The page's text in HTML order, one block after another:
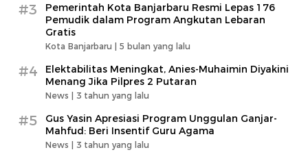
#3
Pemerintah Kota Banjarbaru Resmi Lepas 176
Pemudik dalam Program Angkutan Lebaran
Gratis
Kota Banjarbaru | 5 bulan yang lalu
#4
Elektabilitas Meningkat, Anies-Muhaimin Diyakini
Menang Jika Pilpres 2 Putaran
News | 3 tahun yang lalu
#5
Gus Yasin Apresiasi Program Unggulan Ganjar-
Mahfud: Beri Insentif Guru Agama
News | 3 tahun yang lalu